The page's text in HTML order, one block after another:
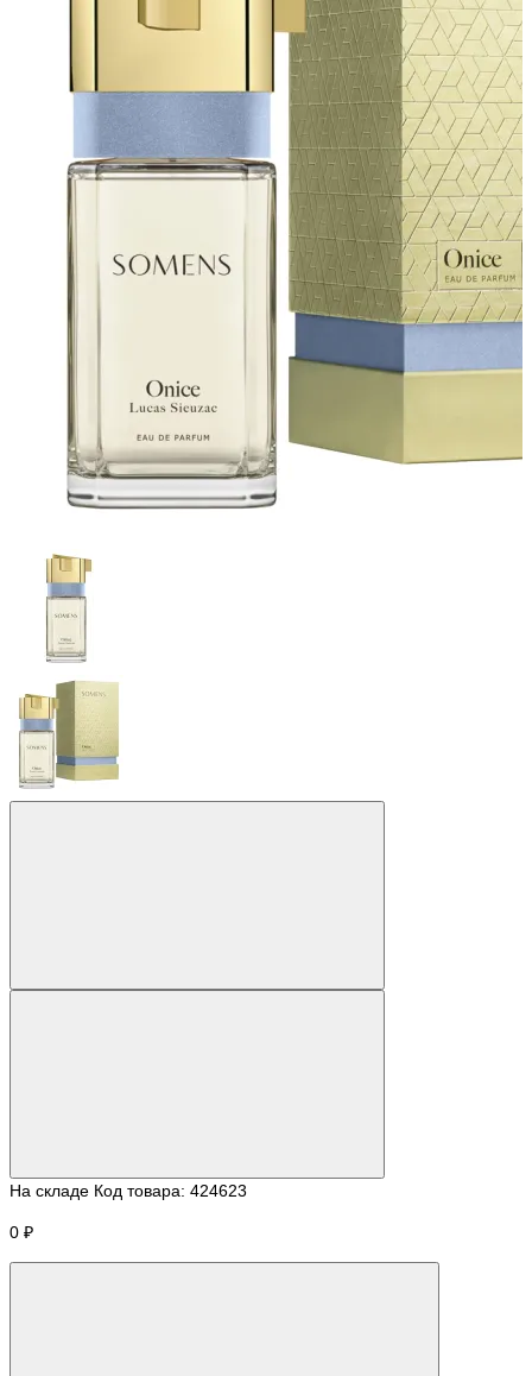
На складе Код товара: 424623
0 ₽